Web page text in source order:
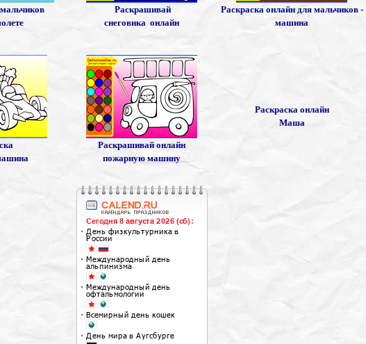
Раскрашивай
снеговика онлайн
Раскраска онлайн для мальчиков -
машина
Раскрашивай онлайн
пожарную машину
Раскраска онлайн
Маша